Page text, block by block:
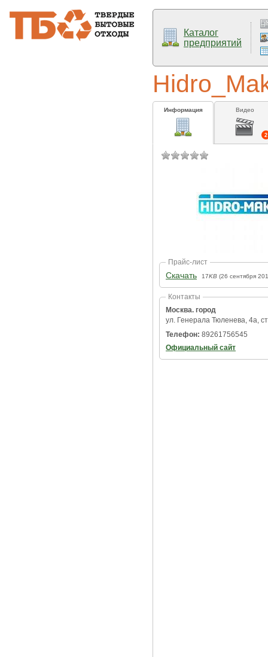
Каталог
предприятий
Информация
2
Видео
Прайс-лист
Скачать 17KB (26 сентября
Контакты
Москва. город
ул. Генерала Тюленева, 4а,
Телефон: 89261756545
Официальный сайт